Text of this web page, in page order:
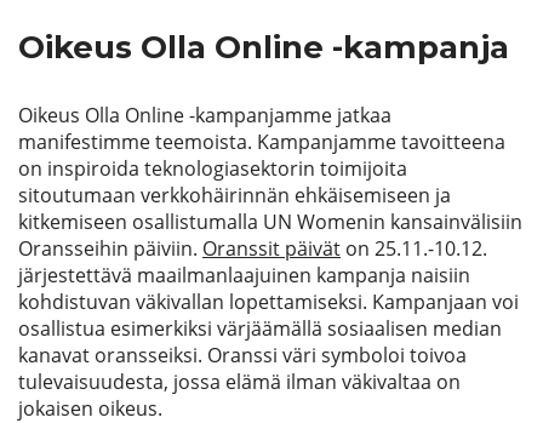
Oikeus Olla Online -kampanja
Oikeus Olla Online -kampanjamme jatkaa
manifestimme teemoista. Kampanjamme tavoitteena
on inspiroida teknologiasektorin toimijoita
sitoutumaan verkkohäirinnän ehkäisemiseen ja
kitkemiseen osallistumalla UN Womenin kansainvälisiin
Oransseihin päiviin. Oranssit päivät on 25.11.-10.12.
järjestettävä maailmanlaajuinen kampanja naisiin
kohdistuvan väkivallan lopettamiseksi. Kampanjaan voi
osallistua esimerkiksi värjäämällä sosiaalisen median
kanavat oransseiksi. Oranssi väri symboloi toivoa
tulevaisuudesta, jossa elämä ilman väkivaltaa on
jokaisen oikeus.